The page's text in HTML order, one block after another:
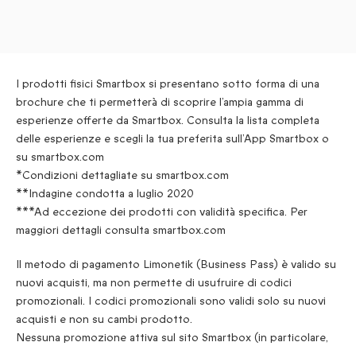
I prodotti fisici Smartbox si presentano sotto forma di una
brochure che ti permetterà di scoprire l’ampia gamma di
esperienze offerte da Smartbox. Consulta la lista completa
delle esperienze e scegli la tua preferita sull’App Smartbox o
su smartbox.com
*Condizioni dettagliate su smartbox.com
**Indagine condotta a luglio 2020
***Ad eccezione dei prodotti con validità specifica. Per
maggiori dettagli consulta smartbox.com
Il metodo di pagamento Limonetik (Business Pass) è valido su
nuovi acquisti, ma non permette di usufruire di codici
promozionali. I codici promozionali sono validi solo su nuovi
acquisti e non su cambi prodotto.
Nessuna promozione attiva sul sito Smartbox (in particolare,